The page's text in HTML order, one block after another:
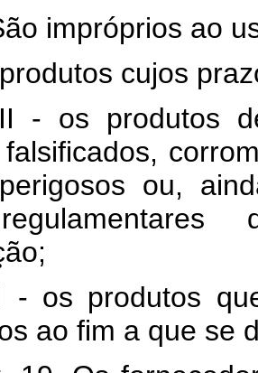
impróprios ao
cujos
II - os produtos
ou,
- os produtos
ao fim a que se